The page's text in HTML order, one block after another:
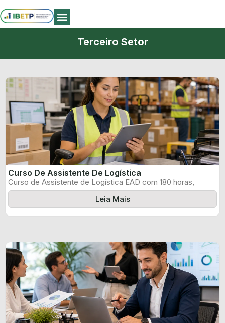
Terceiro Setor
Curso De Assistente De Logística
Curso de Assistente de Logística EAD com 180 horas,
certificado informado pelo produtor ...
Leia Mais